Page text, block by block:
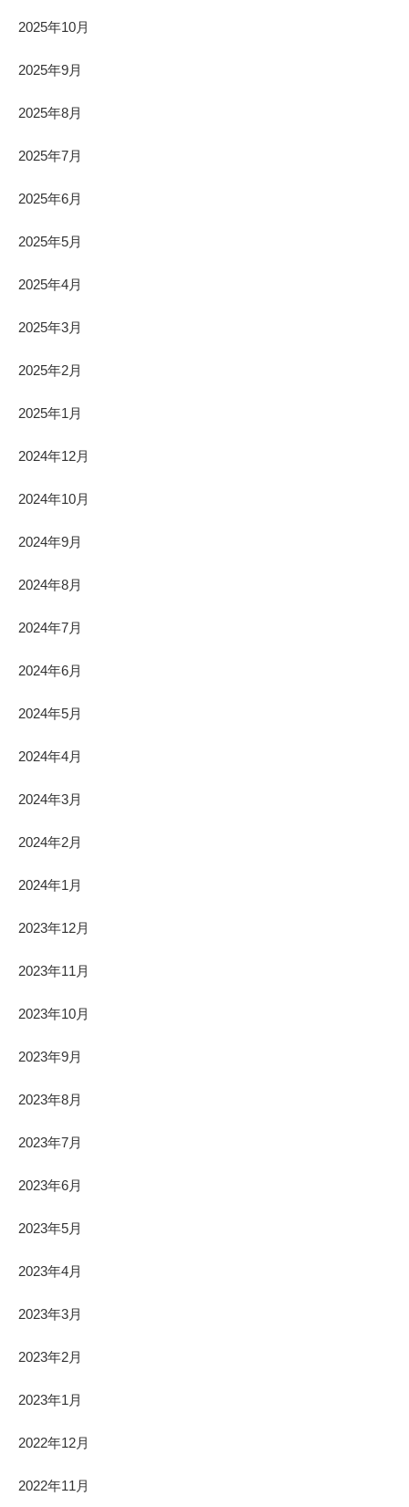
2025年10月
2025年9月
2025年8月
2025年7月
2025年6月
2025年5月
2025年4月
2025年3月
2025年2月
2025年1月
2024年12月
2024年10月
2024年9月
2024年8月
2024年7月
2024年6月
2024年5月
2024年4月
2024年3月
2024年2月
2024年1月
2023年12月
2023年11月
2023年10月
2023年9月
2023年8月
2023年7月
2023年6月
2023年5月
2023年4月
2023年3月
2023年2月
2023年1月
2022年12月
2022年11月